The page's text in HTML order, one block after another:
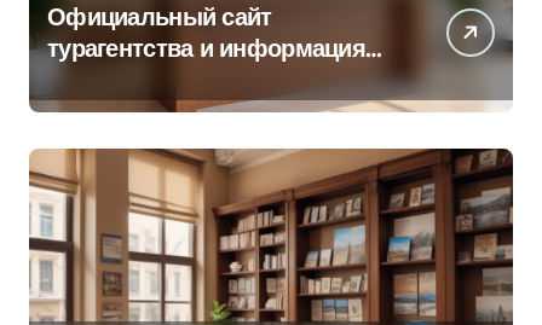
Официальный сайт
турагентства и информация